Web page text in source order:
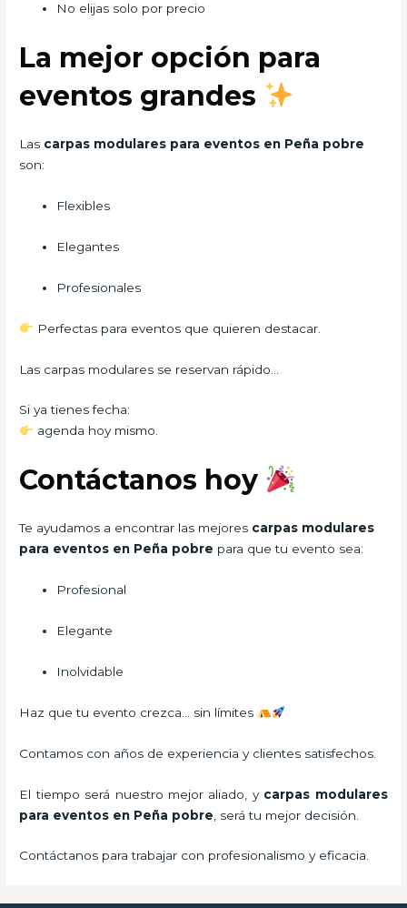
No elijas solo por precio
La mejor opción para
eventos grandes
Las carpas modulares para eventos en Peña pobre
son:
Flexibles
Elegantes
Profesionales
Perfectas para eventos que quieren destacar.
Las carpas modulares se reservan rápido…
Si ya tienes fecha:
agenda hoy mismo.
Contáctanos hoy
Te ayudamos a encontrar las mejores carpas modulares
para eventos en Peña pobre para que tu evento sea:
Profesional
Elegante
Inolvidable
Haz que tu evento crezca… sin límites
Contamos con años de experiencia y clientes satisfechos.
El tiempo será nuestro mejor aliado, y carpas modulares
para eventos en Peña pobre , será tu mejor decisión.
Contáctanos para trabajar con profesionalismo y eficacia.